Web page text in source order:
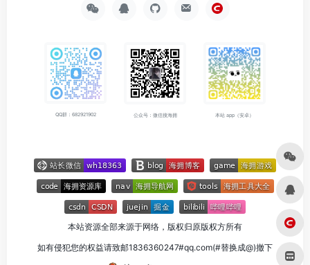
QQ群：682921902 公众号：微信搜海拥 本站 app（安卓）
本站资源全部来源于网络，版权归原版权方所有
如有侵犯您的权益请致邮1836360247#qq.com(#替换成@)撤下